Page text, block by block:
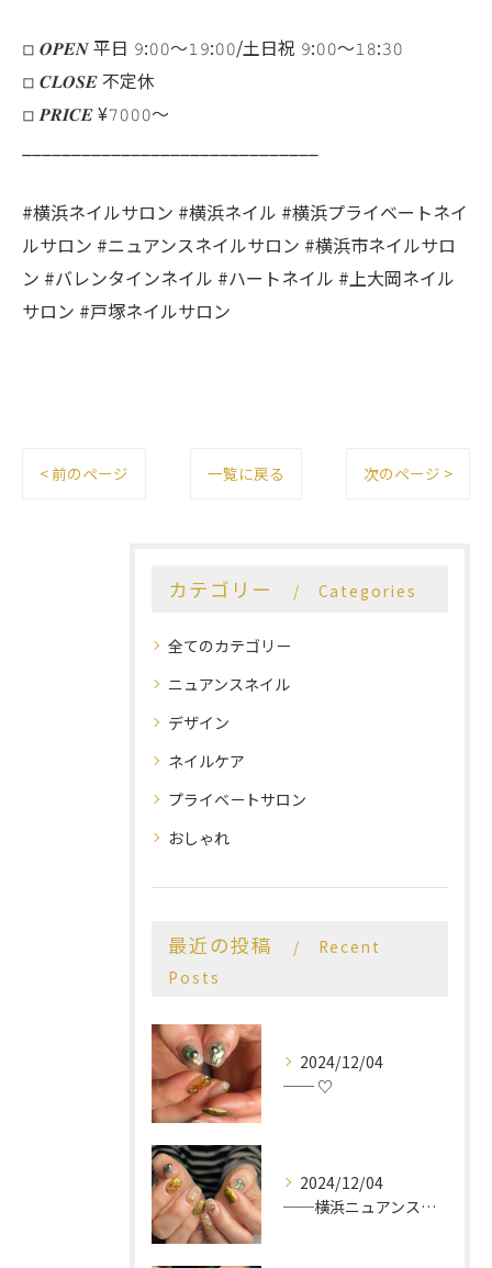
◽︎ 𝑶𝑷𝑬𝑵 平日 𝟿:𝟶𝟶～𝟷𝟿:𝟶𝟶/土日祝 𝟿:𝟶𝟶～𝟷𝟾:𝟹𝟶
◽︎ 𝑪𝑳𝑶𝑺𝑬 不定休
◽︎ 𝑷𝑹𝑰𝑪𝑬 ¥𝟽𝟶𝟶𝟶～
#横浜ネイルサロン #横浜ネイル #横浜プライベートネイ
ルサロン #ニュアンスネイルサロン #横浜市ネイルサロ
ン #バレンタインネイル #ハートネイル #上大岡ネイル
サロン #戸塚ネイルサロン
< 前のページ 一覧に戻る 次のページ >
カテゴリー Categories
全てのカテゴリー
ニュアンスネイル
デザイン
ネイルケア
プライベートサロン
おしゃれ
最近の投稿
Recent
Posts
2024/12/04
── ♡
2024/12/04
──横浜ニュアンスネイルサロン♡